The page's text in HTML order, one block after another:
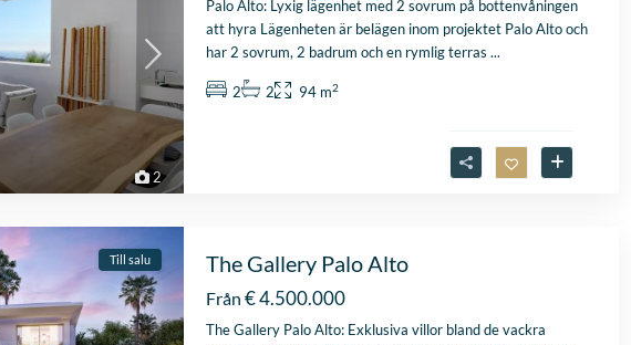
2
Palo Alto: Lyxig lägenhet med 2 sovrum på bottenvåningen
att hyra Lägenheten är belägen inom projektet Palo Alto och
har 2 sovrum, 2 badrum och en rymlig terras ...
2 2 94 m2
Till salu The Gallery Palo Alto
Från € 4.500.000
The Gallery Palo Alto: Exklusiva villor bland de vackra